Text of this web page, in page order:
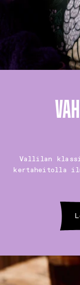
Vallilan
kertaheitolla